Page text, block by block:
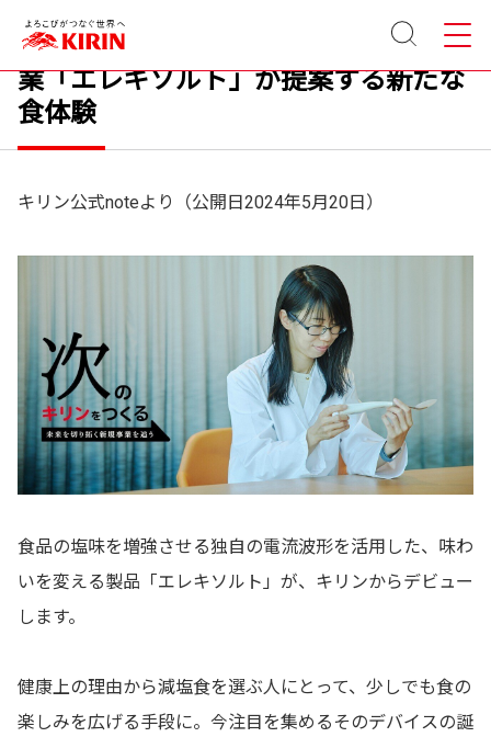
サイト
内検索
メニュ
ー
食の楽しみを広げていきたい。新規事
業「エレキソルト」が提案する新たな
食体験
キリン公式noteより（公開日2024年5月20日）
食品の塩味を増強させる独自の電流波形を活用した、味わ
いを変える製品「エレキソルト」が、キリンからデビュー
します。
健康上の理由から減塩食を選ぶ人にとって、少しでも食の
楽しみを広げる手段に。今注目を集めるそのデバイスの誕